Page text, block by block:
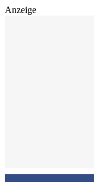
Anzeige